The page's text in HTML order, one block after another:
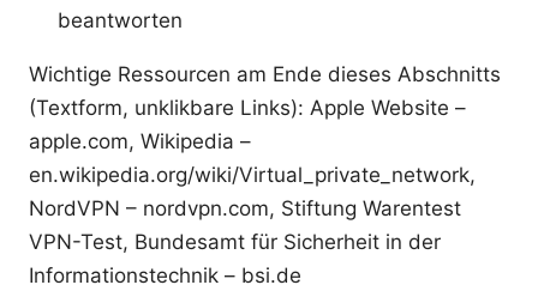
beantworten
Wichtige Ressourcen am Ende dieses Abschnitts
(Textform, unklikbare Links): Apple Website –
apple.com, Wikipedia –
en.wikipedia.org/wiki/Virtual_private_network,
NordVPN – nordvpn.com, Stiftung Warentest
VPN-Test, Bundesamt für Sicherheit in der
Informationstechnik – bsi.de